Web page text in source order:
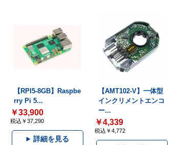
【RPI5-8GB】Raspbe
rry Pi 5...
￥33,900
税込￥37,290
詳細を見る
【AMT102-V】一体型
インクリメントエンコ
ー...
￥4,339
税込￥4,772